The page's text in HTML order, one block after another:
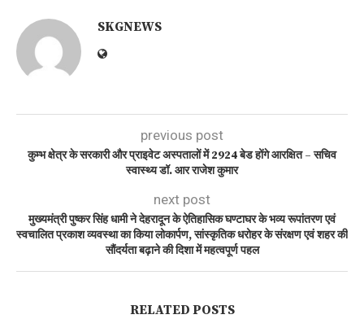
SKGNEWS
previous post
कुम्भ क्षेत्र के सरकारी और प्राइवेट अस्पतालों में 2924 बेड होंगे आरक्षित – सचिव
स्वास्थ्य डॉ. आर राजेश कुमार
next post
मुख्यमंत्री पुष्कर सिंह धामी ने देहरादून के ऐतिहासिक घण्टाघर के भव्य रूपांतरण एवं
स्वचालित प्रकाश व्यवस्था का किया लोकार्पण, सांस्कृतिक धरोहर के संरक्षण एवं शहर की
सौंदर्यता बढ़ाने की दिशा में महत्वपूर्ण पहल
RELATED POSTS